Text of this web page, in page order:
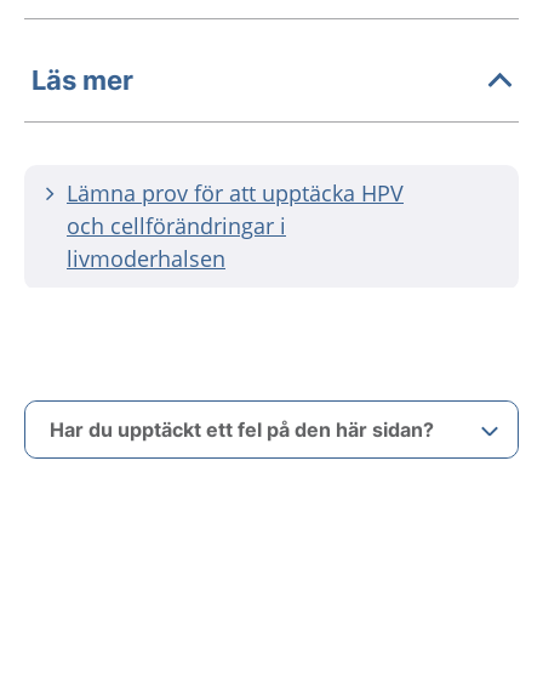
Läs mer
Lämna prov för att upptäcka HPV
och cellförändringar i
livmoderhalsen
Har du upptäckt ett fel på den här sidan?